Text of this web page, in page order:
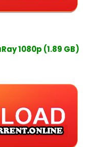
1080p (1.89 GB)